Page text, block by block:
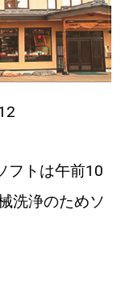
フトは午前10
洗浄のためソ